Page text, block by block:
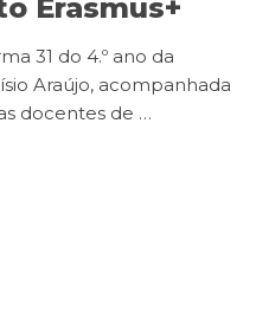
Erasmus+
31 do 4.º ano da
Araújo, acompanhada
docentes de …